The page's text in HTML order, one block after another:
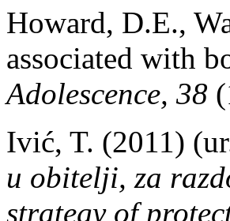
Howard, D.E.,
associated with
Adolescence, 38
Ivić, T. (2011)
u obitelji, za
strategy of